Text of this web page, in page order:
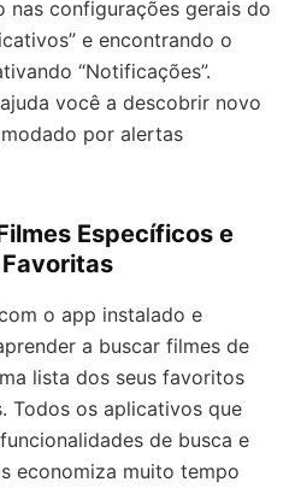
nas configurações gerais do
e encontrando o
“Notificações”.
você a descobrir novo
por alertas
Específicos e
o app instalado e
a buscar filmes de
lista dos seus favoritos
Todos os aplicativos que
de busca e
economiza muito tempo